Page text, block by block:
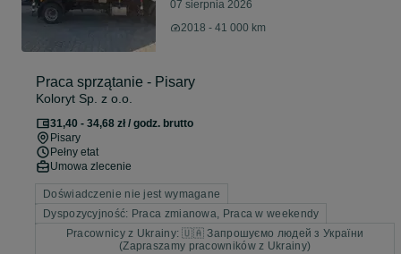
07 sierpnia 2026
2018 - 41 000 km
Praca sprzątanie - Pisary
Koloryt Sp. z o.o.
31,40 - 34,68 zł / godz. brutto
Pisary
Pełny etat
Umowa zlecenie
Doświadczenie nie jest wymagane
Dyspozycyjność: Praca zmianowa, Praca w weekendy
Pracownicy z Ukrainy: 🇺🇦 Запрошуємо людей з України
(Zapraszamy pracowników z Ukrainy)